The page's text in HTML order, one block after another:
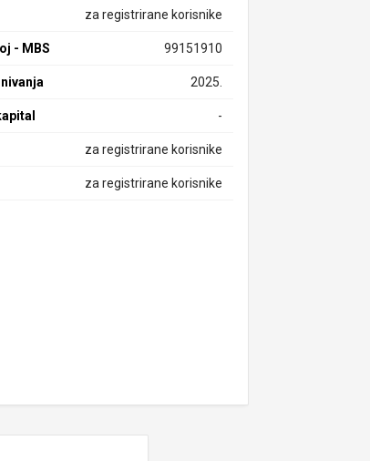
za registrirane korisnike
- MBS 99151910
2025.
-
za registrirane korisnike
za registrirane korisnike